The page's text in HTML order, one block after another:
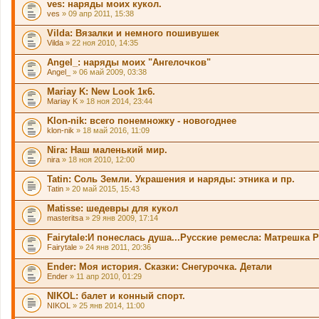
ves: наряды моих кукол.
ves » 09 апр 2011, 15:38
Vilda: Вязалки и немного пошивушек
Vilda » 22 ноя 2010, 14:35
Angel_: наряды моих "Ангелочков"
Angel_ » 06 май 2009, 03:38
Mariay K: New Look 1к6.
Mariay K » 18 ноя 2014, 23:44
Klon-nik: всего понемножку - новогоднее
klon-nik » 18 май 2016, 11:09
Nira: Наш маленький мир.
nira » 18 ноя 2010, 12:00
Tatin: Соль Земли. Украшения и наряды: этника и пр.
Tatin » 20 май 2015, 15:43
Matisse: шедевры для кукол
masteritsa » 29 янв 2009, 17:14
Fairytale:И понеслась душа...Русские ремесла: Матрешка
Fairytale » 24 янв 2011, 20:36
Ender: Моя история. Сказки: Снегурочка. Детали
Ender » 11 апр 2010, 01:29
NIKOL: балет и конный спорт.
NIKOL » 25 янв 2014, 11:00